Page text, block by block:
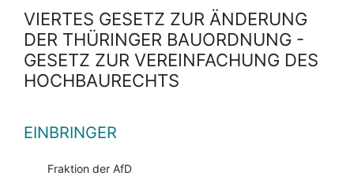
VIERTES GESETZ ZUR ÄNDERUNG
DER THÜRINGER BAUORDNUNG -
GESETZ ZUR VEREINFACHUNG DES
HOCHBAURECHTS
EINBRINGER
Fraktion der AfD